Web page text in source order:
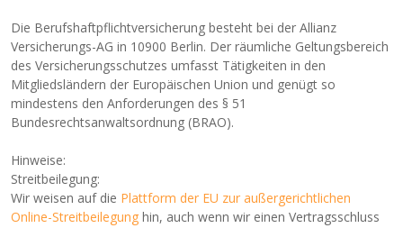
Die Berufshaftpflichtversicherung besteht bei der Allianz
Versicherungs-AG in 10900 Berlin. Der räumliche Geltungsbereich
des Versicherungsschutzes umfasst Tätigkeiten in den
Mitgliedsländern der Europäischen Union und genügt so
mindestens den Anforderungen des § 51
Bundesrechtsanwaltsordnung (BRAO).
Hinweise:
Streitbeilegung:
Wir weisen auf die Plattform der EU zur außergerichtlichen
Online-Streitbeilegung hin, auch wenn wir einen Vertragsschluss